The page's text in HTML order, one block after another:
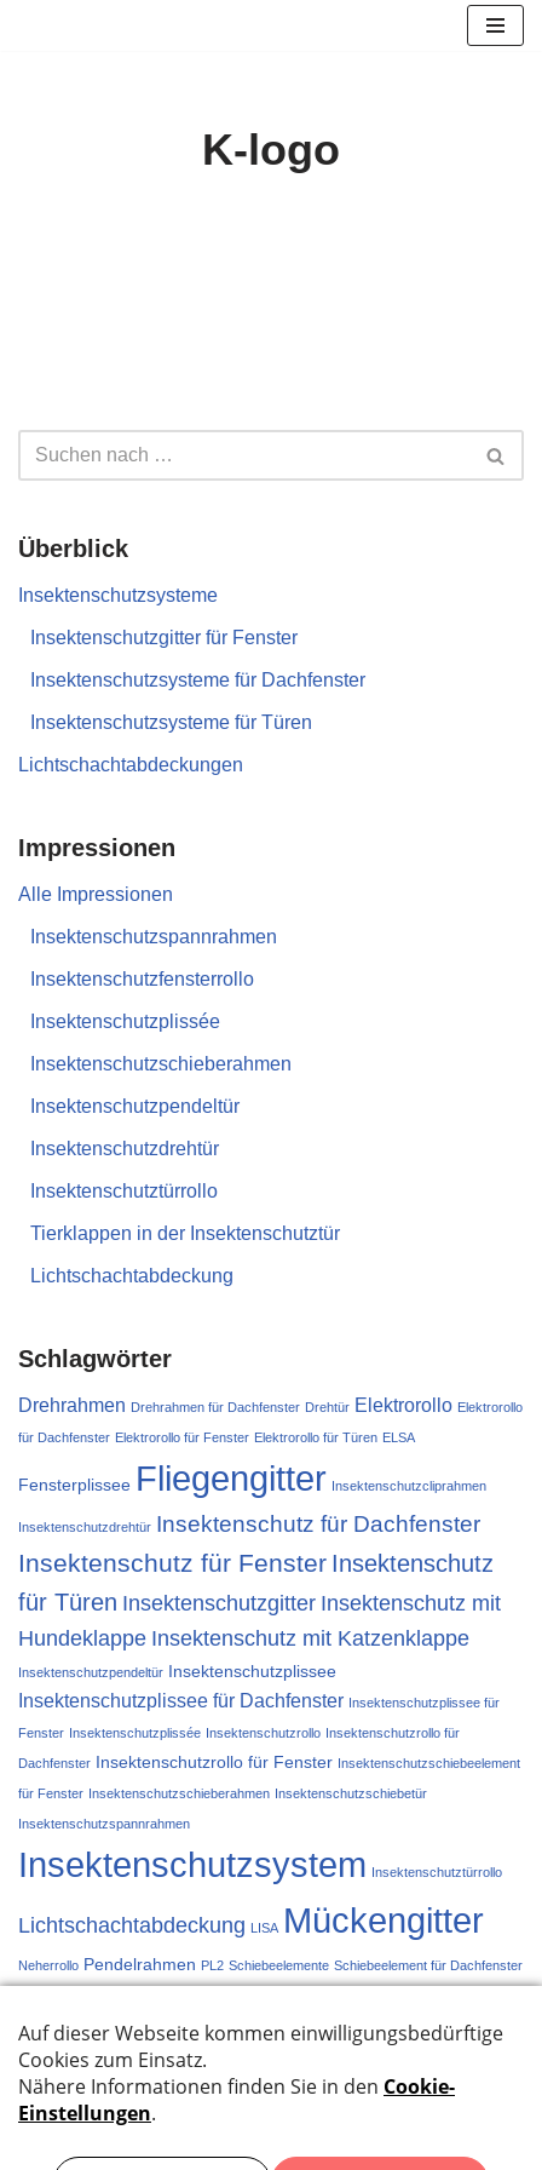
K-logo
Überblick
Insektenschutzsysteme
Insektenschutzgitter für Fenster
Insektenschutzsysteme für Dachfenster
Insektenschutzsysteme für Türen
Lichtschachtabdeckungen
Impressionen
Alle Impressionen
Insektenschutzspannrahmen
Insektenschutzfensterrollo
Insektenschutzplissée
Insektenschutzschieberahmen
Insektenschutzpendeltür
Insektenschutzdrehtür
Insektenschutztürrollo
Tierklappen in der Insektenschutztür
Lichtschachtabdeckung
Schlagwörter
Drehrahmen Drehrahmen für Dachfenster Drehtür Elektrorollo Elektrorollo
für Dachfenster Elektrorollo für Fenster Elektrorollo für Türen ELSA
Fensterplissee Fliegengitter Insektenschutzcliprahmen
Insektenschutzdrehtür Insektenschutz für Dachfenster
Insektenschutz für Fenster Insektenschutz
für Türen Insektenschutzgitter Insektenschutz mit
Hundeklappe Insektenschutz mit Katzenklappe
Insektenschutzpendeltür Insektenschutzplissee
Insektenschutzplissee für Dachfenster Insektenschutzplissee für
Fenster Insektenschutzplissée Insektenschutzrollo Insektenschutzrollo für
Dachfenster Insektenschutzrollo für Fenster Insektenschutzschiebeelement
für Fenster Insektenschutzschieberahmen Insektenschutzschiebetür
Insektenschutzspannrahmen
Insektenschutzsystem Insektenschutztürrollo
Lichtschachtabdeckung LISA Mückengitter
Neherrollo Pendelrahmen PL2 Schiebeelemente Schiebeelement für Dachfenster
Systeme im Überblick
Impressum